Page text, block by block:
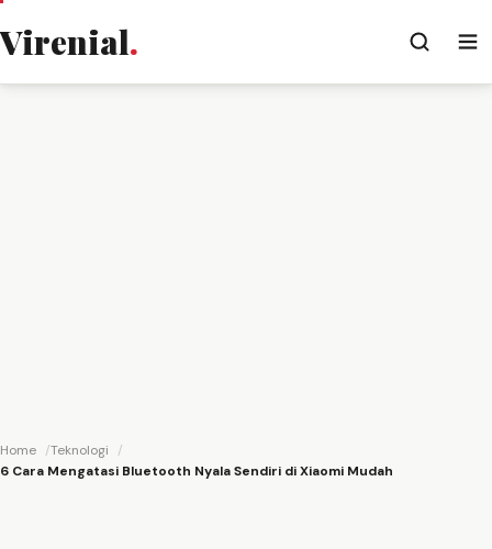
Virenial.
Home
Teknologi
6 Cara Mengatasi Bluetooth Nyala Sendiri di Xiaomi Mudah